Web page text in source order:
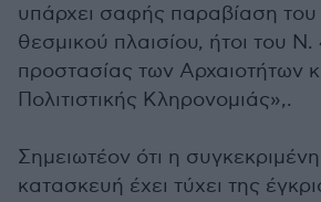
υπάρχει σαφής παραβίαση του
θεσμικού πλαισίου, ήτοι του
προστασίας των Αρχαιοτήτων
Πολιτιστικής Κληρονομιάς»,.
Σημειωτέον ότι η
κατασκευή έχει τύχει της